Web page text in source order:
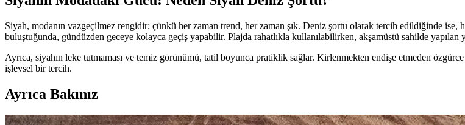
Siyah, modanın vazgeçilmez rengidir; çünkü her zaman trend, her zaman şık. Deniz şortu olarak tercih edildiğinde
buluştuğunda, gündüzden geceye kolayca geçiş yapabilir. Plajda rahatlıkla kullanılabilirken, akşamüstü sahilde yapılan
Ayrıca, siyahın leke tutmaması ve temiz görünümü, tatil boyunca pratiklik sağlar. Kirlenmekten endişe etmeden
işlevsel bir tercih.
Ayrıca Bakınız